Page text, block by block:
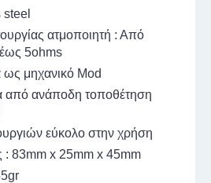
ατμοποιητή : Από
5ohms
ως μηχανικό Mod
από ανάποδη τοποθέτηση
εύκολο στην χρήση
: 83mm x 25mm x 45mm